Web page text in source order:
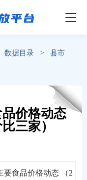
数据目录 >
县市
价格动态
三家）
要食品价格动态 （2